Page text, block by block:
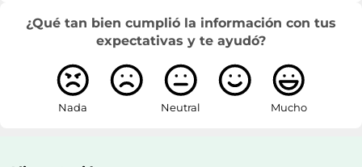
¿Qué tan bien cumplió la información con tus
expectativas y te ayudó?
Nada Neutral Mucho